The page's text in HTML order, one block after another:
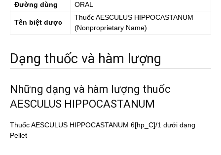
Đường dùng
ORAL
Tên biệt dược
ThuốcAESCULUS HIPPOCASTANUM
(Nonproprietary Name)
Dạng thuốc và hàm lượng
Những dạng và hàm lượng thuốc
AESCULUS HIPPOCASTANUM
Thuốc AESCULUS HIPPOCASTANUM 6[hp_C]/1 dưới dạng
Pellet